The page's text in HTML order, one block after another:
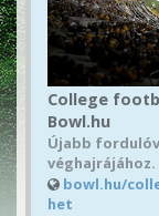
College
Bowl.hu
Újabb
véghajrájához.
bowl.hu/
het